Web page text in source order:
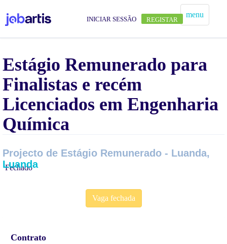
menu
INICIAR SESSÃO REGISTAR
Estágio Remunerado para
Finalistas e recém
Licenciados em Engenharia
Química
Projecto de Estágio Remunerado - Luanda,
Luanda
Fechado
Vaga fechada
Contrato